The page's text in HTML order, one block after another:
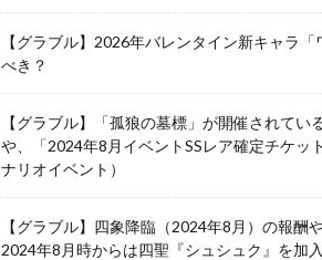
【グラブル】2026年バレンタイン新キャラ
べき？
【グラブル】「孤狼の墓標」が開催されて
や、「2024年8月イベントSSレア確定チケッ
ナリオイベント）
【グラブル】四象降臨（2024年8月）の報酬
2024年8月時からは四聖『シュシュク』を加